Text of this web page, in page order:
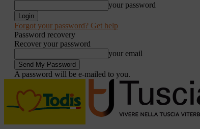
your password
Forgot your password? Get help
Password recovery
Recover your password
your email
A password will be e-mailed to you.